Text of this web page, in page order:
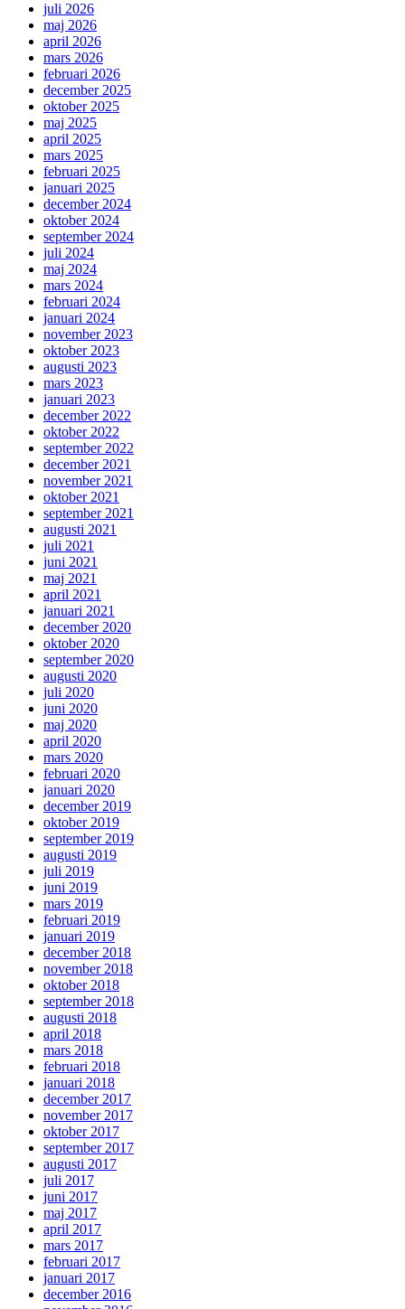
juli 2026
maj 2026
april 2026
mars 2026
februari 2026
december 2025
oktober 2025
maj 2025
april 2025
mars 2025
februari 2025
januari 2025
december 2024
oktober 2024
september 2024
juli 2024
maj 2024
mars 2024
februari 2024
januari 2024
november 2023
oktober 2023
augusti 2023
mars 2023
januari 2023
december 2022
oktober 2022
september 2022
december 2021
november 2021
oktober 2021
september 2021
augusti 2021
juli 2021
juni 2021
maj 2021
april 2021
januari 2021
december 2020
oktober 2020
september 2020
augusti 2020
juli 2020
juni 2020
maj 2020
april 2020
mars 2020
februari 2020
januari 2020
december 2019
oktober 2019
september 2019
augusti 2019
juli 2019
juni 2019
mars 2019
februari 2019
januari 2019
december 2018
november 2018
oktober 2018
september 2018
augusti 2018
april 2018
mars 2018
februari 2018
januari 2018
december 2017
november 2017
oktober 2017
september 2017
augusti 2017
juli 2017
juni 2017
maj 2017
april 2017
mars 2017
februari 2017
januari 2017
december 2016